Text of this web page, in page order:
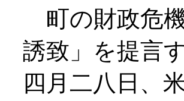
町の財政危
誘致」を提言
四月二八日、